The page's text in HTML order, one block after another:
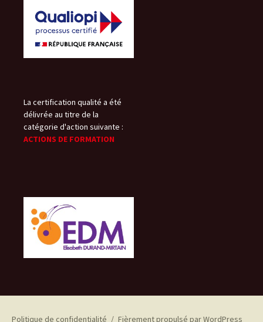
La certification qualité a été
délivrée au titre de la
catégorie d'action suivante :
ACTIONS DE FORMATION
Politique de confidentialité Fièrement propulsé par WordPress